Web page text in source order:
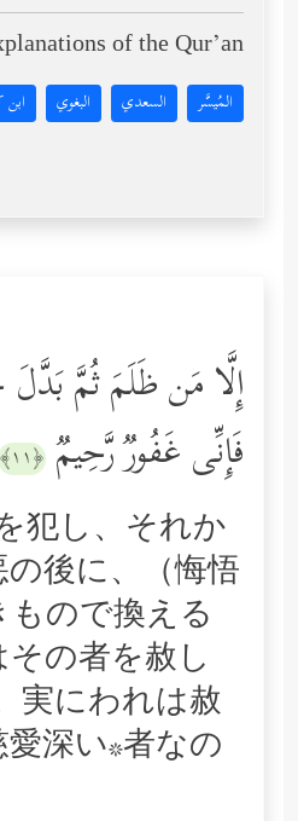
of the Qur’an:
المُيسَّر السعدي البغوي ابن
إِلَّا مَن ظَلَمَ ثُمَّ
فَإِنِّی غَفُورࣱ رَّحِیمࣱ ﴿١١﴾
犯し、それか
後に、（悔悟
ので換える
の者を赦し
実にわれは赦
深い*者なの